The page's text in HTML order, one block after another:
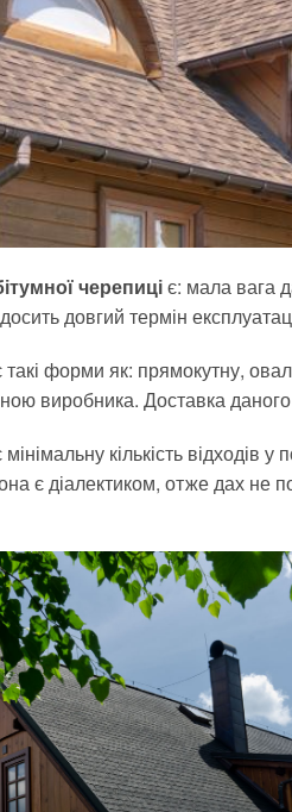
черепиціє: мала вага
довгий термін
форми як: прямокутну,
виробника. Доставка
кількість відходів
є діалектиком, отже дах